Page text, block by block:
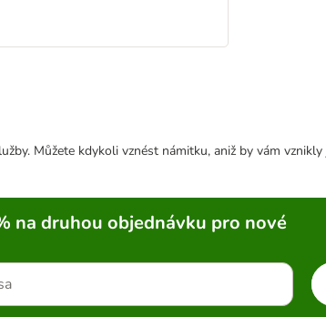
Můžete kdykoli vznést námitku, aniž by vám
na druhou objednávku pro nové